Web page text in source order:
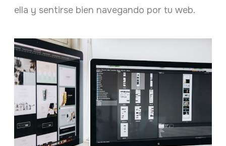
ella y sentirse bien navegando por tu web.